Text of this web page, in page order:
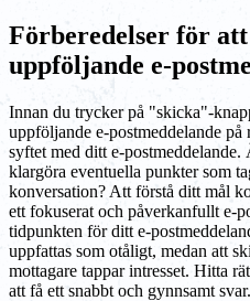
Förberedelser för
uppföljande e-
Innan du trycker på "skicka"-
uppföljande e-postmeddelande
syftet med ditt e-postmeddelande.
klargöra eventuella punkter som
konversation? Att förstå ditt mål
ett fokuserat och påverkanfullt e-
tidpunkten för ditt e-
uppfattas som otåligt, medan att
mottagare tappar intresset. Hitta
att få ett snabbt och gynnsamt svar.